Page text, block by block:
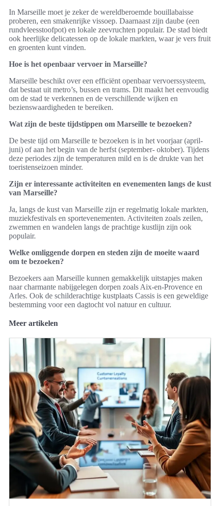
In Marseille moet je zeker de wereldberoemde bouillabaisse
proberen, een smakenrijke vissoep. Daarnaast zijn daube (een
rundvleesstoofpot) en lokale zeevruchten populair. De stad biedt
ook heerlijke delicatessen op de lokale markten, waar je vers fruit
en groenten kunt vinden.
Hoe is het openbaar vervoer in Marseille?
Marseille beschikt over een efficiënt openbaar vervoerssysteem,
dat bestaat uit metro’s, bussen en trams. Dit maakt het eenvoudig
om de stad te verkennen en de verschillende wijken en
bezienswaardigheden te bereiken.
Wat zijn de beste tijdstippen om Marseille te bezoeken?
De beste tijd om Marseille te bezoeken is in het voorjaar (april-
juni) of aan het begin van de herfst (september- oktober). Tijdens
deze periodes zijn de temperaturen mild en is de drukte van het
toeristenseizoen minder.
Zijn er interessante activiteiten en evenementen langs de kust
van Marseille?
Ja, langs de kust van Marseille zijn er regelmatig lokale markten,
muziekfestivals en sportevenementen. Activiteiten zoals zeilen,
zwemmen en wandelen langs de prachtige kustlijn zijn ook
populair.
Welke omliggende dorpen en steden zijn de moeite waard
om te bezoeken?
Bezoekers aan Marseille kunnen gemakkelijk uitstapjes maken
naar charmante nabijgelegen dorpen zoals Aix-en-Provence en
Arles. Ook de schilderachtige kustplaats Cassis is een geweldige
bestemming voor een dagtocht vol natuur en cultuur.
Meer artikelen